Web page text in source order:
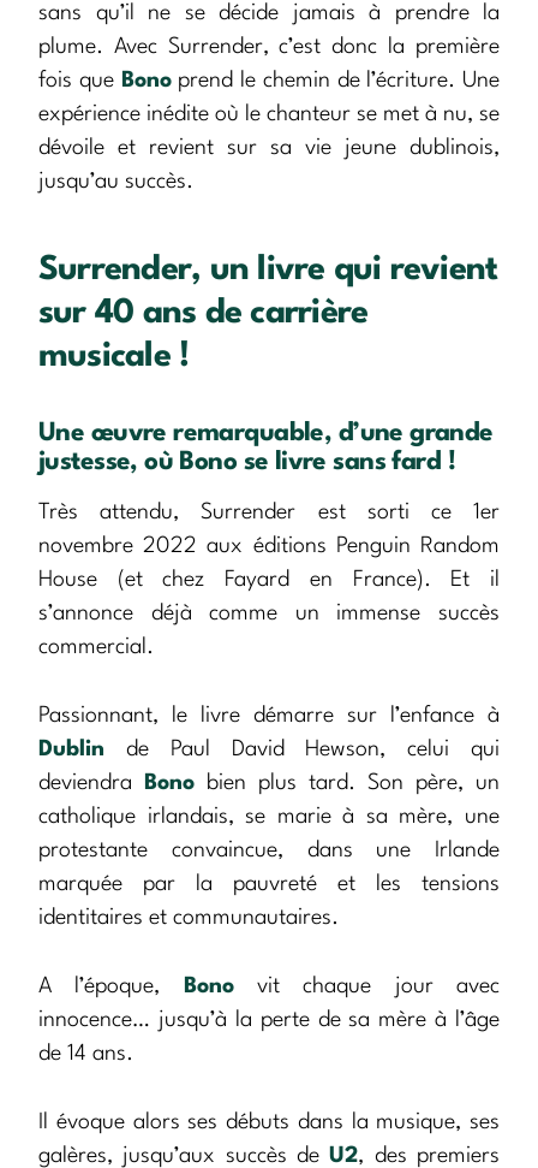
sans qu’il ne se décide jamais à prendre la
plume. Avec Surrender, c’est donc la première
fois que Bonoprend le chemin de l’écriture. Une
expérience inédite où le chanteur se met à nu, se
dévoile et revient sur sa vie jeune dublinois,
jusqu’au succès.
Surrender, un livre qui revient
sur 40 ans de carrière
musicale !
Une œuvre remarquable, d’une grande
justesse, où Bono se livre sans fard !
Très attendu, Surrender est sorti ce 1er
novembre 2022 aux éditions Penguin Random
House (et chez Fayard en France). Et il
s’annonce déjà comme un immense succès
commercial.
Passionnant, le livre démarre sur l’enfance à
Dublin de Paul David Hewson, celui qui
deviendra
Bono bien plus tard. Son père, un
catholique irlandais, se marie à sa mère, une
protestante convaincue, dans une Irlande
marquée par la pauvreté et les tensions
identitaires et communautaires.
A l’époque, Bonovit chaque jour avec
innocence… jusqu’à la perte de sa mère à l’âge
de 14 ans.
Il évoque alors ses débuts dans la musique, ses
galères, jusqu’aux succès deU2, des premiers